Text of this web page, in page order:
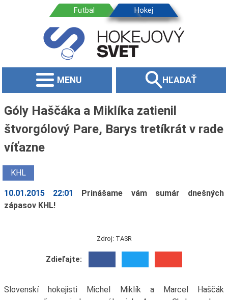
MENU HĽADAŤ
Góly Haščáka a Miklíka zatienil
štvorgólový Pare, Barys tretíkrát v rade
víťazne
KHL
10.01.2015 22:01
Prinášame vám sumár dnešných
zápasov KHL!
Zdroj: TASR
Zdieľajte:
Slovenskí hokejisti Michel Miklík a Marcel Haščák